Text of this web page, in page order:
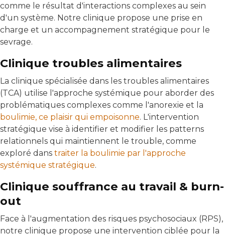
comme le résultat d'interactions complexes au sein
d'un système. Notre clinique propose une prise en
charge et un accompagnement stratégique pour le
sevrage.
Clinique troubles alimentaires
La clinique spécialisée dans les troubles alimentaires
(TCA) utilise l'approche systémique pour aborder des
problématiques complexes comme l'anorexie et la
boulimie, ce plaisir qui empoisonne. L'intervention
stratégique vise à identifier et modifier les patterns
relationnels qui maintiennent le trouble, comme
exploré dans traiter la boulimie par l'approche
systémique stratégique.
Clinique souffrance au travail & burn-
out
Face à l'augmentation des risques psychosociaux (RPS),
notre clinique propose une intervention ciblée pour la